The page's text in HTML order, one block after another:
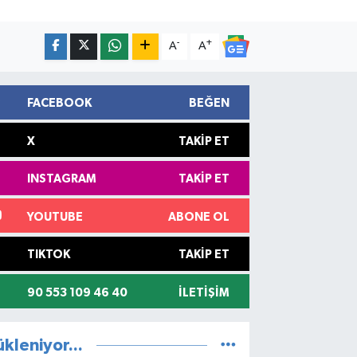
A- A+
FACEBOOK BEĞEN
X TAKIP ET
INSTAGRAM TAKIP ET
YOUTUBE ABONE OL
TIKTOK TAKIP ET
90 553 109 46 40 İLETIŞIM